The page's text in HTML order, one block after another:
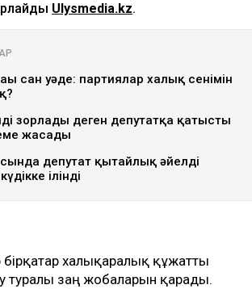
Ulysmedia.kz.
сан уәде: партиялар халық сенімін
зорлады деген депутатқа қатысты
жасады
депутат қытайлық әйелді
ілінді
бірқатар халықаралық құжатты
туралы заң жобаларын қарады.